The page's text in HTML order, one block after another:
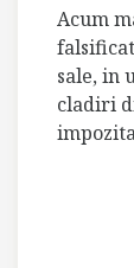
Acum
sale, in
cladiri